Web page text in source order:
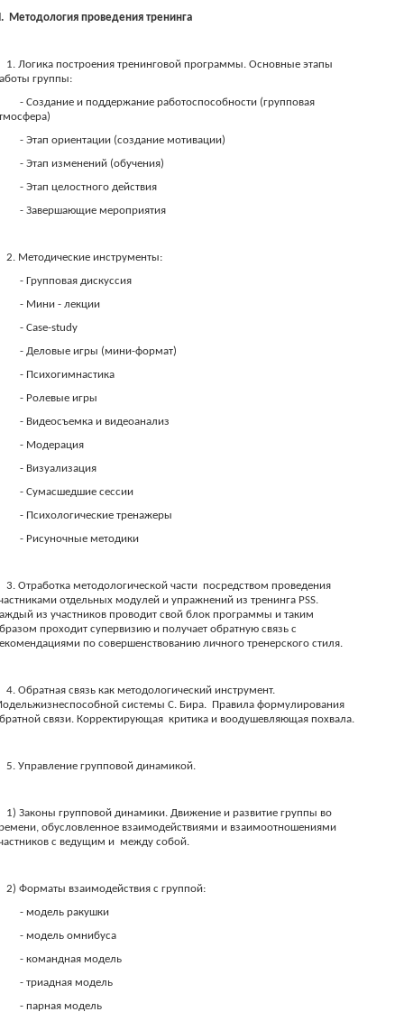
Методология проведения тренинга
1. Логика построения тренинговой программы. Основные этапы
группы:
- Создание и поддержание работоспособности (групповая
- Этап ориентации (создание мотивации)
- Этап изменений (обучения)
- Этап целостного действия
- Завершающие мероприятия
2. Методические инструменты:
- Групповая дискуссия
- Мини - лекции
- Case-study
- Деловые игры (мини-формат)
- Психогимнастика
- Ролевые игры
- Видеосъемка и видеоанализ
- Модерация
- Визуализация
- Сумасшедшие сессии
- Психологические тренажеры
- Рисуночные методики
3. Отработка методологической части посредством проведения
отдельных модулей и упражнений из тренинга PSS.
из участников проводит свой блок программы и таким
проходит супервизию и получает обратную связь с
по совершенствованию личного тренерского стиля.
4. Обратная связь как методологический инструмент.
системы С. Бира. Правила формулирования
связи. Корректирующая критика и воодушевляющая похвала.
5. Управление групповой динамикой.
1) Законы групповой динамики. Движение и развитие группы во
обусловленное взаимодействиями и взаимоотношениями
с ведущим и между собой.
2) Форматы взаимодействия с группой:
- модель ракушки
- модель омнибуса
- командная модель
- триадная модель
- парная модель